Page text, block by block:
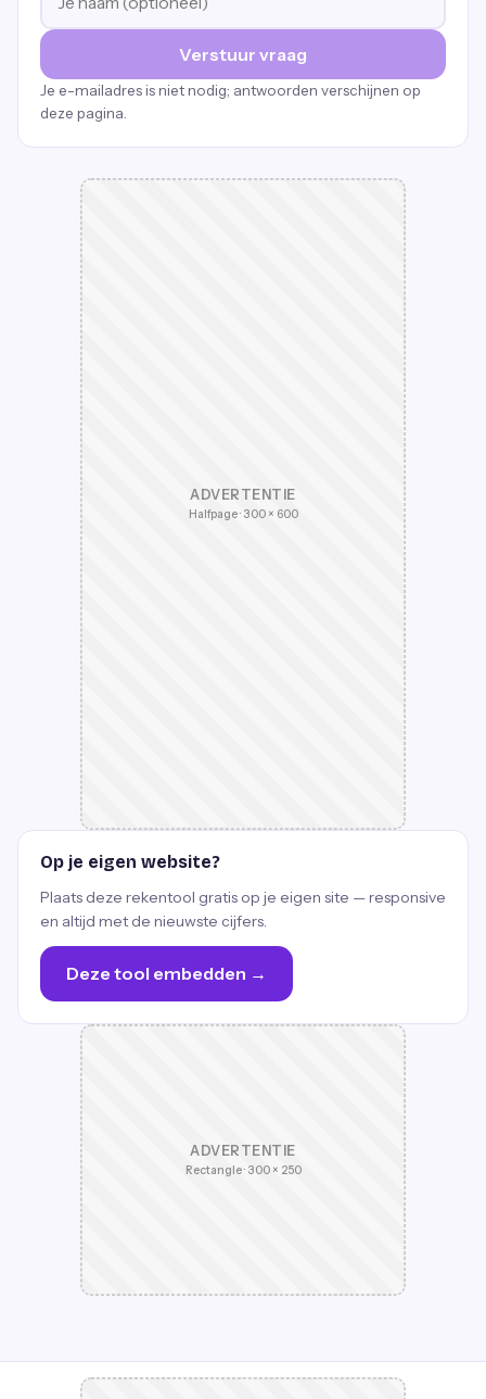
Verstuur vraag
Je e-mailadres is niet nodig; antwoorden verschijnen op
deze pagina.
ADVERTENTIE
Halfpage · 300 × 600
Op je eigen website?
Plaats deze rekentool gratis op je eigen site — responsive
en altijd met de nieuwste cijfers.
Deze tool embedden →
ADVERTENTIE
Rectangle · 300 × 250